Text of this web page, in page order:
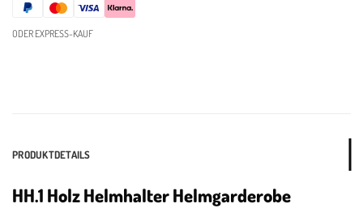
ODER EXPRESS-KAUF
PRODUKTDETAILS
HH.1 Holz Helmhalter Helmgarderobe